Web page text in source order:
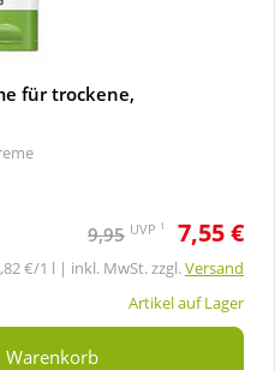
für trockene,
9,95 UVP 1 7,55 €
€/1 l | inkl. MwSt. zzgl.Versand
Artikel auf Lager
Warenkorb